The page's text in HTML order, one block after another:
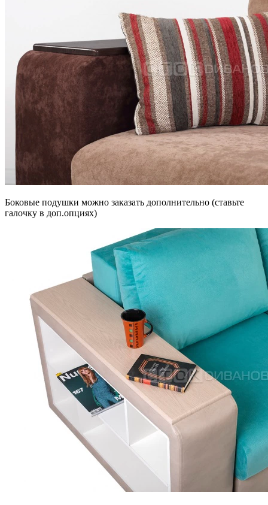
Боковые подушки можно заказать дополнительно (ставьте
галочку в доп.опциях)